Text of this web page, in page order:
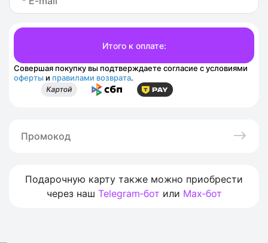
Совершая покупку вы подтверждаете согласие с условиями
оферты и правилами возврата.
Подарочную карту также можно приобрести
через наш Telegram‑бот или Max‑бот